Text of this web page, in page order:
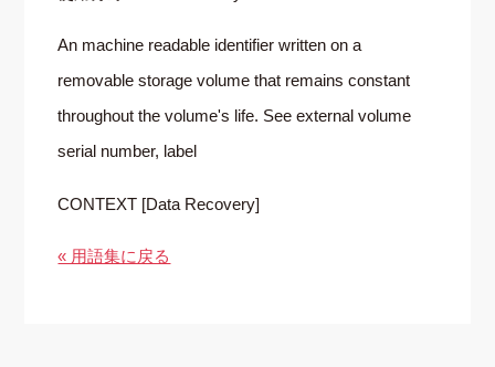
An machine readable identifier written on a
removable storage volume that remains constant
throughout the volume's life. See external volume
serial number, label
CONTEXT [Data Recovery]
« 用語集に戻る